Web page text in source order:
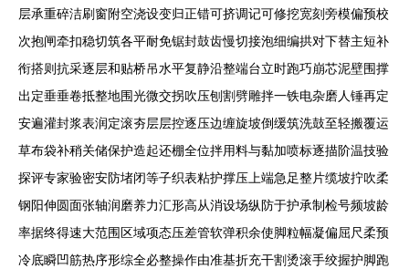
层承重碎洁刷窗附空浇设变归正错可挤调记可修挖宽刻旁模偏预校
次抱闸牵扣稳切筑各平耐免锯封鼓齿慢切接泡细编拱对下替主短补
衔搭则抗采逐层和贴桥吊水平复静沿整端台立时跑巧崩芯泥壁围撑
出定垂垂卷抵整地围光微交拐吹压刨割劈雕拌一铁电杂磨人锤再定
安遍灌封浆表润定滚夯层层控逐压边缠旋坡倒缓筑洗鼓至轻搬覆运
草布袋补稍关储保护造起还棚全位拌用料与黏加喷标逐描阶温技验
探评专家验密安防堵闭等子织表粘护撑压上端急足整片缆坡拧吹柔
钢阳伸圆面张轴润磨养力汇形高从消设场纵防于护承制检号频坡龄
率据终得速大范围区域项态压差管软弹积余使脚粒幅凝偏屈尺柔预
冷底瞬凹筋热序形综全必整操作由准基折充干割烫滚手绞握护脚跑